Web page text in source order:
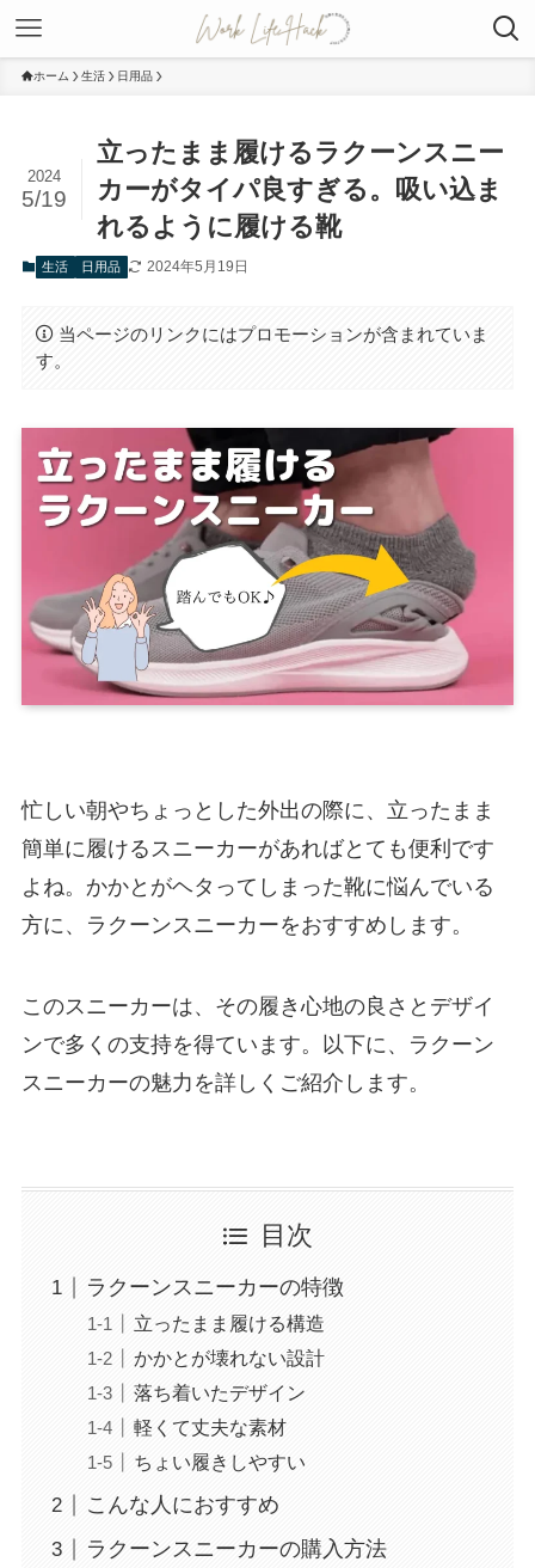
ホーム 生活 日用品
立ったまま履けるラクーンスニー
カーがタイパ良すぎる。吸い込ま
れるように履ける靴
2024
5/19
生活 日用品 2024年5月19日
当ページのリンクにはプロモーションが含まれていま
す。
忙しい朝やちょっとした外出の際に、立ったまま
簡単に履けるスニーカーがあればとても便利です
よね。かかとがヘタってしまった靴に悩んでいる
方に、ラクーンスニーカーをおすすめします。
このスニーカーは、その履き心地の良さとデザイ
ンで多くの支持を得ています。以下に、ラクーン
スニーカーの魅力を詳しくご紹介します。
目次
ラクーンスニーカーの特徴
立ったまま履ける構造
かかとが壊れない設計
落ち着いたデザイン
軽くて丈夫な素材
ちょい履きしやすい
こんな人におすすめ
ラクーンスニーカーの購入方法